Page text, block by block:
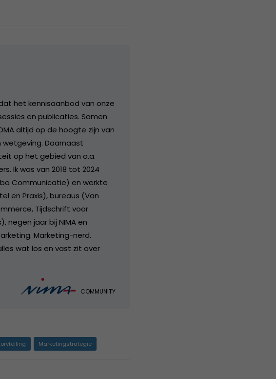
het kennisaanbod van onze
en publicaties. Samen
altijd op de hoogte zijn van
Daarnaast
op het gebied van o.a.
Ik was van 2018 tot 2024
Communicatie) en werkte
en Praxis), bureaus (Van
Tijdschrift voor
negen jaar bij NIMA en
Marketing-nerd.
wat los en vast zit over
COMMUNITY
Marketingstrategie